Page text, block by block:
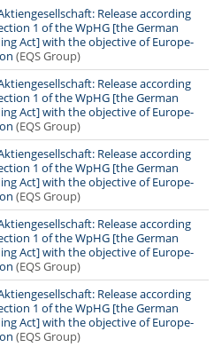
Aktiengesellschaft: Release according
1 of the WpHG [the German
Act] with the objective of Europe-
(EQS Group)
Aktiengesellschaft: Release according
1 of the WpHG [the German
Act] with the objective of Europe-
(EQS Group)
Aktiengesellschaft: Release according
1 of the WpHG [the German
Act] with the objective of Europe-
(EQS Group)
Aktiengesellschaft: Release according
1 of the WpHG [the German
Act] with the objective of Europe-
(EQS Group)
Aktiengesellschaft: Release according
1 of the WpHG [the German
Act] with the objective of Europe-
(EQS Group)